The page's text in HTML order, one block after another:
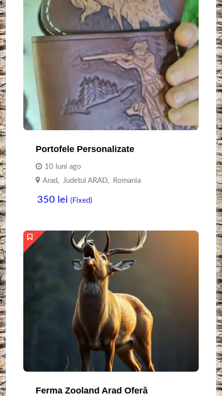
Portofele Personalizate
10 luni ago
Arad, Judetul ARAD, Romania
350 lei (Fixed)
Ferma Zooland Arad Oferă